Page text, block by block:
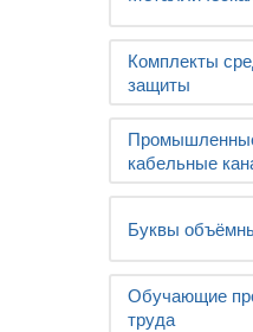
Комплекты
защиты
кабельные
Буквы
Обучающие
труда